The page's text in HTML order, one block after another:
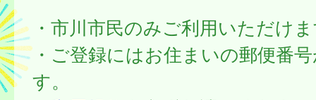
・市川市民のみご利用いただけ
・ご登録にはお住まいの郵便番
す。